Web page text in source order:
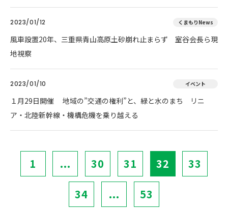
2023/01/12 くまもりNews
風車設置20年、三重県青山高原土砂崩れ止まらず 室谷会長ら現
地視察
2023/01/10 イベント
１月29日開催 地域の”交通の権利”と、緑と水のまち リニ
ア・北陸新幹線・機構危機を乗り越える
1 ... 30 31 32 33
34 ... 53